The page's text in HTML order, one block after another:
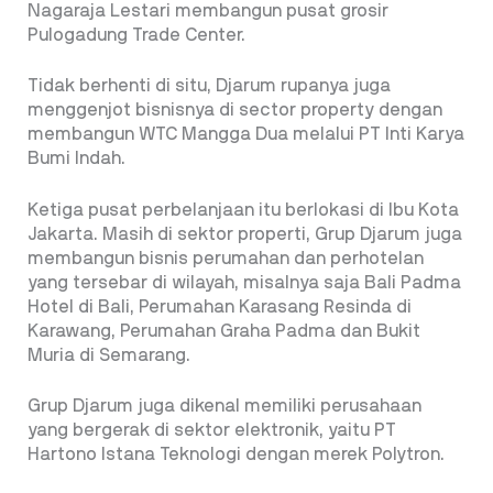
Nagaraja Lestari membangun pusat grosir
Pulogadung Trade Center.
Tidak berhenti di situ, Djarum rupanya juga
menggenjot bisnisnya di sector property dengan
membangun WTC Mangga Dua melalui PT Inti Karya
Bumi Indah.
Ketiga pusat perbelanjaan itu berlokasi di Ibu Kota
Jakarta. Masih di sektor properti, Grup Djarum juga
membangun bisnis perumahan dan perhotelan
yang tersebar di wilayah, misalnya saja Bali Padma
Hotel di Bali, Perumahan Karasang Resinda di
Karawang, Perumahan Graha Padma dan Bukit
Muria di Semarang.
Grup Djarum juga dikenal memiliki perusahaan
yang bergerak di sektor elektronik, yaitu PT
Hartono Istana Teknologi dengan merek Polytron.